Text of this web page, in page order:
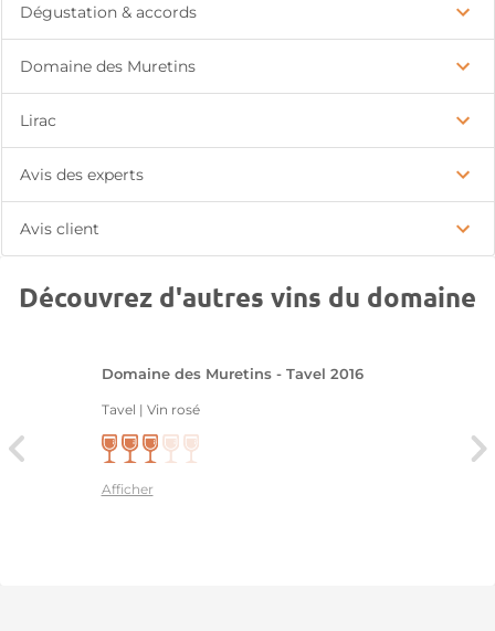
Dégustation & accords
Domaine des Muretins
Lirac
Avis des experts
Avis client
Découvrez d'autres vins du domaine
Domaine des Muretins - Tavel 2016
Tavel | Vin rosé
Afficher